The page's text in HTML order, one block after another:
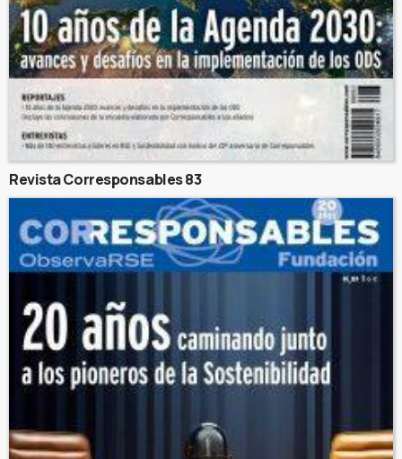
Revista Corresponsables 83